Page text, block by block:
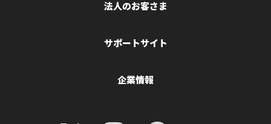
法人のお客さま
サポートサイト
企業情報